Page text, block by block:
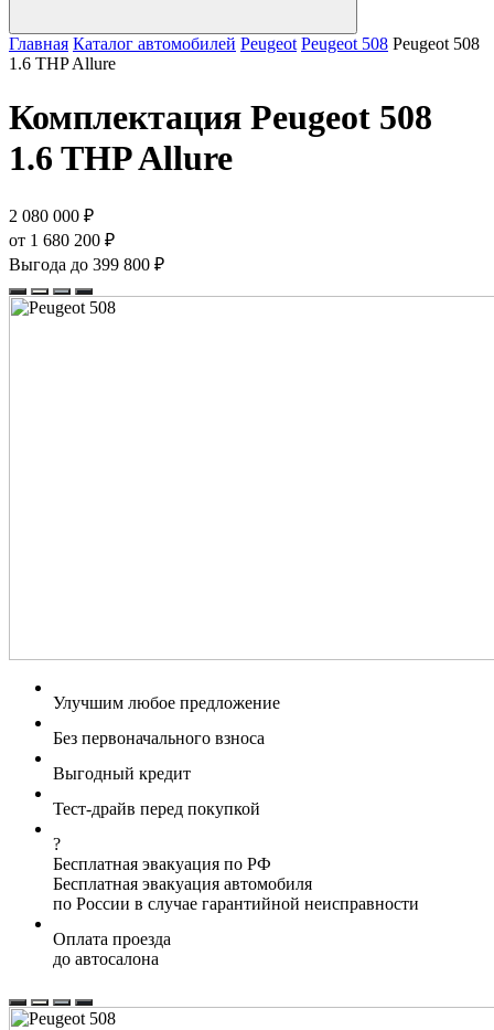
Главная Каталог автомобилей Peugeot Peugeot 508 Peugeot 508
1.6 THP Allure
Комплектация Peugeot 508
1.6 THP Allure
2 080 000 ₽
от 1 680 200 ₽
Выгода до 399 800 ₽
Улучшим любое предложение
Без первоначального взноса
Выгодный кредит
Тест-драйв перед покупкой
?
Бесплатная эвакуация по РФ
Бесплатная эвакуация автомобиля
по России в случае гарантийной неисправности
Оплата проезда
до автосалона